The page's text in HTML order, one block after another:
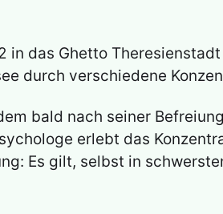
in das Ghetto
durch verschiedene
bald nach seiner
erlebt das
Es gilt, selbst in